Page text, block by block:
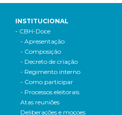
INSTITUCIONAL
- CBH-Doce
- Apresentação
- Composição
- Decreto de criação
- Regimento interno
- Como participar
- Processos eleitorais
Atas reuniões
Deliberações e moçoes